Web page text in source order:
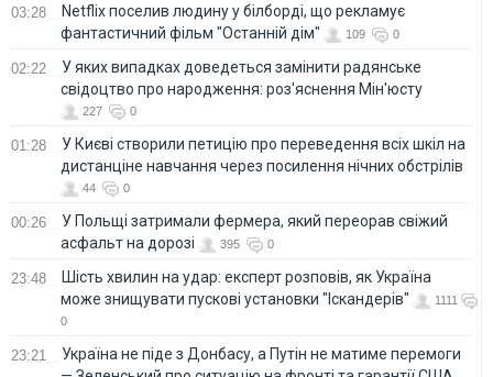
03:28
Netflix поселив людину у білборді, що рекламує
фантастичний фільм "Останній дім"
109 0
02:22
У яких випадках доведеться замінити радянське
свідоцтво про народження: роз'яснення Мін'юсту
227 0
01:28
У Києві створили петицію про переведення всіх шкіл на
дистанціне навчання через посилення нічних обстрілів
44 0
00:26
У Польщі затримали фермера, який переорав свіжий
асфальт на дорозі
395 0
23:48
Шість хвилин на удар: експерт розповів, як Україна
може знищувати пускові установки "Іскандерів"
1111
0
23:21
Україна не піде з Донбасу, а Путін не матиме перемоги